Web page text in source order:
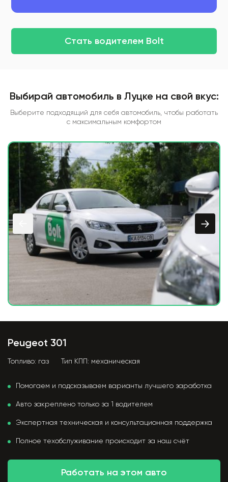
Стать водителем Bolt
Выбирай автомобиль в Луцке на свой вкус:
Выберите подходящий для себя автомобиль, чтобы работать
с максимальным комфортом
Peugeot 301
Топливо: газ Тип КПП: механическая
Помогаем и подсказываем варианты лучшего заработка
Авто закреплено только за 1 водителем
Экспертная техническая и консультационная поддержка
Полное техобслуживание происходит за наш счёт
Работать на этом авто